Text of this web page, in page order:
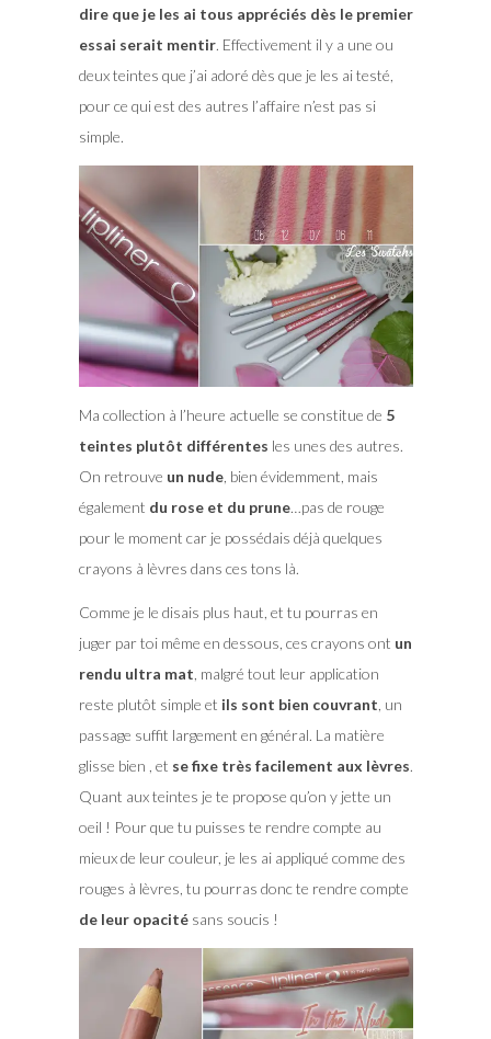
dire que je les ai tous appréciés dès le premier
essai serait mentir. Effectivement il y a une ou
deux teintes que j’ai adoré dès que je les ai testé,
pour ce qui est des autres l’affaire n’est pas si
simple.
Ma collection à l’heure actuelle se constitue de 5
teintes plutôt différentes les unes des autres.
On retrouve un nude, bien évidemment, mais
également du rose et du prune…pas de rouge
pour le moment car je possédais déjà quelques
crayons à lèvres dans ces tons là.
Comme je le disais plus haut, et tu pourras en
juger par toi même en dessous, ces crayons ont un
rendu ultra mat, malgré tout leur application
reste plutôt simple et ils sont bien couvrant, un
passage suffit largement en général. La matière
glisse bien , et se fixe très facilement aux lèvres.
Quant aux teintes je te propose qu’on y jette un
oeil ! Pour que tu puisses te rendre compte au
mieux de leur couleur, je les ai appliqué comme des
rouges à lèvres, tu pourras donc te rendre compte
de leur opacitésans soucis !